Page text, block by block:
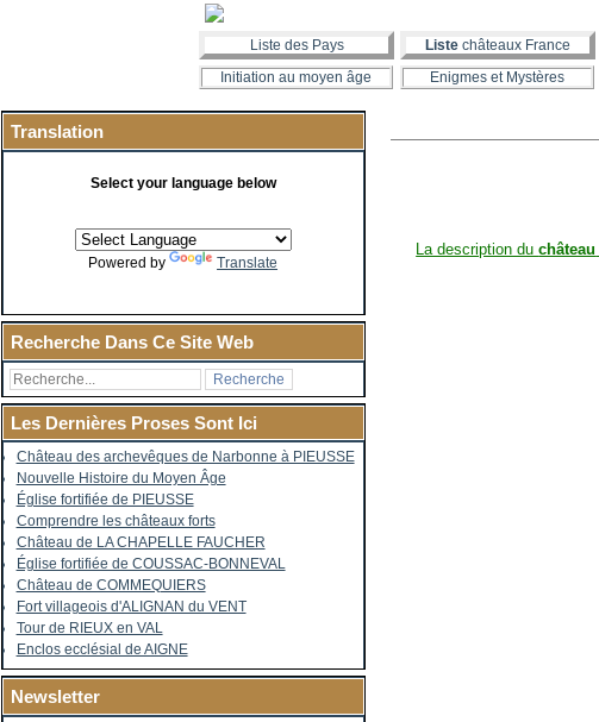
Liste des Pays Liste châteaux France
Initiation au moyen âge
Enigmes et Mystères
Translation
Select your language below
Powered by Translate
Recherche Dans Ce Site Web
Les Dernières Proses Sont Ici
Château des archevêques de Narbonne à PIEUSSE
Nouvelle Histoire du Moyen Âge
Église fortifiée de PIEUSSE
Comprendre les châteaux forts
Château de LA CHAPELLE FAUCHER
Église fortifiée de COUSSAC-BONNEVAL
Château de COMMEQUIERS
Fort villageois d'ALIGNAN du VENT
Tour de RIEUX en VAL
Enclos ecclésial de AIGNE
Newsletter
La description duchâteau